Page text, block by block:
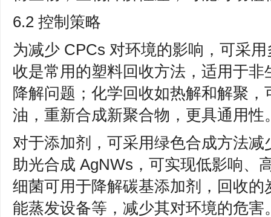
6.2 控制策略
为减少 CPCs 对环境的影响，可采
收是常用的塑料回收方法，适用于
降解问题；化学回收如热解和解聚
油，重新合成新聚合物，更具通用性
对于添加剂，可采用绿色合成方法
助光合成 AgNWs，可实现低影响、
细菌可用于降解碳基添加剂，回收
能蒸发设备等，减少其对环境的危害